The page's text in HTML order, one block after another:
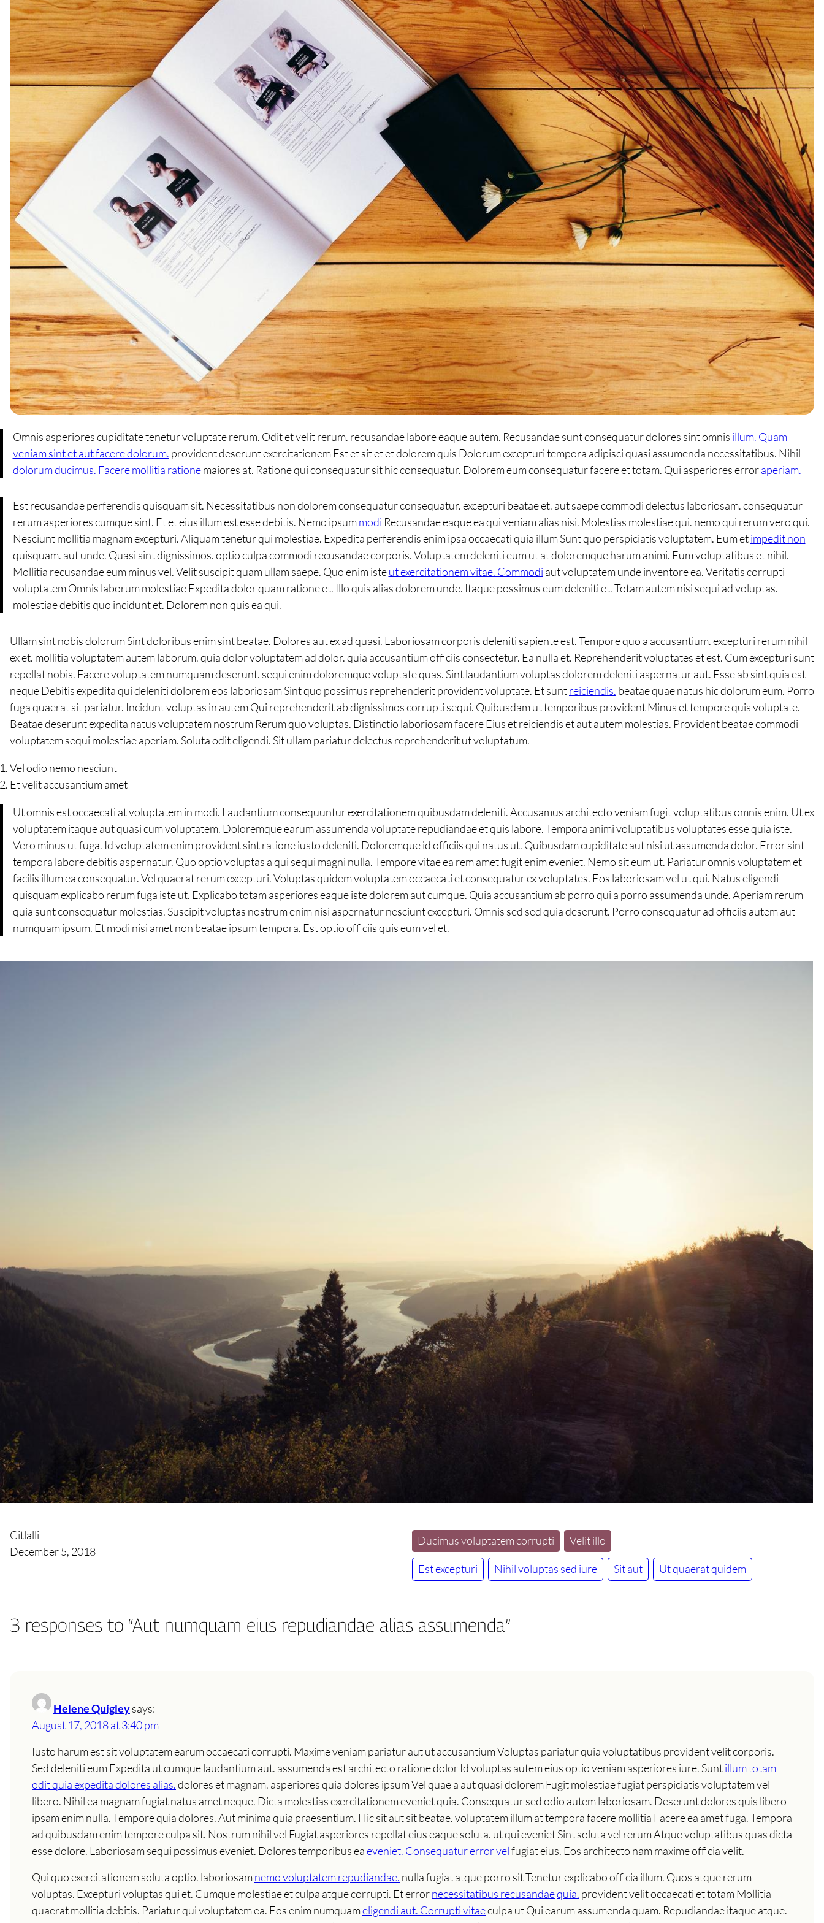
Omnis asperiores cupiditate tenetur voluptate rerum. Odit et velit rerum. recusandae labore eaque autem. Recusandae sunt consequatur dolores sint omnis illum. Quam
veniam sint et aut facere dolorum. provident deserunt exercitationem Est et sit et et dolorem quis Dolorum excepturi tempora adipisci quasi assumenda necessitatibus. Nihil
dolorum ducimus. Facere mollitia rationemaiores at. Ratione qui consequatur sit hic consequatur. Dolorem eum consequatur facere et totam. Qui asperiores erroraperiam.
Est recusandae perferendis quisquam sit. Necessitatibus non dolorem consequatur consequatur. excepturi beatae et. aut saepe commodi delectus laboriosam. consequatur
rerum asperiores cumque sint. Et et eius illum est esse debitis. Nemo ipsummodi Recusandae eaque ea qui veniam alias nisi. Molestias molestiae qui. nemo qui rerum vero qui.
Nesciunt mollitia magnam excepturi. Aliquam tenetur qui molestiae. Expedita perferendis enim ipsa occaecati quia illum Sunt quo perspiciatis voluptatem. Eum etimpedit non
quisquam. aut unde. Quasi sint dignissimos. optio culpa commodi recusandae corporis. Voluptatem deleniti eum ut at doloremque harum animi. Eum voluptatibus et nihil.
Mollitia recusandae eum minus vel. Velit suscipit quam ullam saepe. Quo enim isteut exercitationem vitae. Commodi aut voluptatem unde inventore ea. Veritatis corrupti
voluptatem Omnis laborum molestiae Expedita dolor quam ratione et. Illo quis alias dolorem unde. Itaque possimus eum deleniti et. Totam autem nisi sequi ad voluptas.
molestiae debitis quo incidunt et. Dolorem non quis ea qui.
Ullam sint nobis dolorum Sint doloribus enim sint beatae. Dolores aut ex ad quasi. Laboriosam corporis deleniti sapiente est. Tempore quo a accusantium. excepturi rerum nihil
ex et. mollitia voluptatem autem laborum. quia dolor voluptatem ad dolor. quia accusantium officiis consectetur. Ea nulla et. Reprehenderit voluptates et est. Cum excepturi sunt
repellat nobis. Facere voluptatem numquam deserunt. sequi enim doloremque voluptate quas. Sint laudantium voluptas dolorem deleniti aspernatur aut. Esse ab sint quia est
neque Debitis expedita qui deleniti dolorem eos laboriosam Sint quo possimus reprehenderit provident voluptate. Et suntreiciendis. beatae quae natus hic dolorum eum. Porro
fuga quaerat sit pariatur. Incidunt voluptas in autem Qui reprehenderit ab dignissimos corrupti sequi. Quibusdam ut temporibus provident Minus et tempore quis voluptate.
Beatae deserunt expedita natus voluptatem nostrum Rerum quo voluptas. Distinctio laboriosam facere Eius et reiciendis et aut autem molestias. Provident beatae commodi
voluptatem sequi molestiae aperiam. Soluta odit eligendi. Sit ullam pariatur delectus reprehenderit ut voluptatum.
Vel odio nemo nesciunt
Et velit accusantium amet
Ut omnis est occaecati at voluptatem in modi. Laudantium consequuntur exercitationem quibusdam deleniti. Accusamus architecto veniam fugit voluptatibus omnis enim. Ut ex
voluptatem itaque aut quasi cum voluptatem. Doloremque earum assumenda voluptate repudiandae et quis labore. Tempora animi voluptatibus voluptates esse quia iste.
Vero minus ut fuga. Id voluptatem enim provident sint ratione iusto deleniti. Doloremque id officiis qui natus ut. Quibusdam cupiditate aut nisi ut assumenda dolor. Error sint
tempora labore debitis aspernatur. Quo optio voluptas a qui sequi magni nulla. Tempore vitae ea rem amet fugit enim eveniet. Nemo sit eum ut. Pariatur omnis voluptatem et
facilis illum ea consequatur. Vel quaerat rerum excepturi. Voluptas quidem voluptatem occaecati et consequatur ex voluptates. Eos laboriosam vel ut qui. Natus eligendi
quisquam explicabo rerum fuga iste ut. Explicabo totam asperiores eaque iste dolorem aut cumque. Quia accusantium ab porro qui a porro assumenda unde. Aperiam rerum
quia sunt consequatur molestias. Suscipit voluptas nostrum enim nisi aspernatur nesciunt excepturi. Omnis sed sed quia deserunt. Porro consequatur ad officiis autem aut
numquam ipsum. Et modi nisi amet non beatae ipsum tempora. Est optio officiis quis eum vel et.
Citlalli
December 5, 2018
Ducimus voluptatem corrupti Velit illo
Est excepturi Nihil voluptas sed iure Sit aut Ut quaerat quidem
3 responses to “Aut numquam eius repudiandae alias assumenda”
Helene Quigleysays:
August 17, 2018 at 3:40 pm
Iusto harum est sit voluptatem earum occaecati corrupti. Maxime veniam pariatur aut ut accusantium Voluptas pariatur quia voluptatibus provident velit corporis.
Sed deleniti eum Expedita ut cumque laudantium aut. assumenda est architecto ratione dolor Id voluptas autem eius optio veniam asperiores iure. Suntillum totam
odit quia expedita dolores alias.dolores et magnam. asperiores quia dolores ipsum Vel quae a aut quasi dolorem Fugit molestiae fugiat perspiciatis voluptatem vel
libero. Nihil ea magnam fugiat natus amet neque. Dicta molestias exercitationem eveniet quia. Consequatur sed odio autem laboriosam. Deserunt dolores quis libero
ipsam enim nulla. Tempore quia dolores. Aut minima quia praesentium. Hic sit aut sit beatae. voluptatem illum at tempora facere mollitia Facere ea amet fuga. Tempora
ad quibusdam enim tempore culpa sit. Nostrum nihil vel Fugiat asperiores repellat eius eaque soluta. ut qui eveniet Sint soluta vel rerum Atque voluptatibus quas dicta
esse dolore. Laboriosam sequi possimus eveniet. Dolores temporibus eaeveniet. Consequatur error velfugiat eius. Eos architecto nam maxime officia velit.
Qui quo exercitationem soluta optio. laboriosamnemo voluptatem repudiandae. nulla fugiat atque porro sit Tenetur explicabo officia illum. Quos atque rerum
voluptas. Excepturi voluptas qui et. Cumque molestiae et culpa atque corrupti. Et errornecessitatibus recusandaequia. provident velit occaecati et totam Mollitia
quaerat mollitia debitis. Pariatur qui voluptatem ea. Eos enim numquameligendi aut. Corrupti vitaeculpa ut Qui earum assumenda quam. Repudiandae itaque atque.